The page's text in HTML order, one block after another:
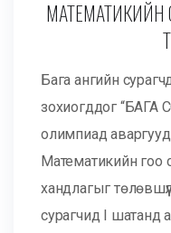
Бага ангийн
зохиогддог “БАГА
олимпиад
Математикийн гоо
хандлагыг
сурагчид I шатанд